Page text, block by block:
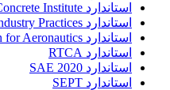
استاندارد Prestressed Concrete Institute
استاندارد Process Industry Practices
استاندارد Radio Technical Commission for Aeronautics
استاندارد RTCA
استاندارد SAE 2020
استاندارد SEPT